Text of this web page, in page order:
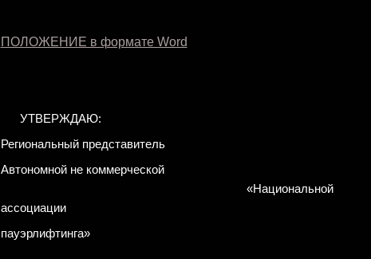
ПОЛОЖЕНИЕ в формате Word
УТВЕРЖДАЮ:
Региональный представитель
Автономной не коммерческой
«Национальной
ассоциации
пауэрлифтинга»